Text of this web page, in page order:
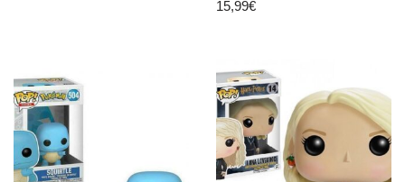
15,99€